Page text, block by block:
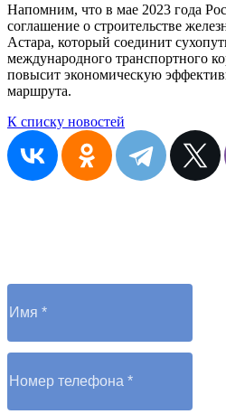
Напомним, что в мае 2023 года
соглашение о строительстве
Астара, который соединит
международного транспортного
повысит экономическую
маршрута.
К списку новостей